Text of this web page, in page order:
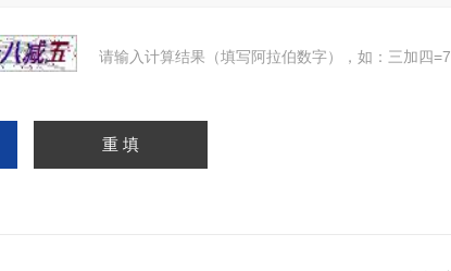
请输入计算结果（填写阿拉伯数字），如：三加四=7